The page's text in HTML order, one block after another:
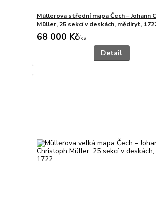
Müllerova střední mapa Čech – Johann
Müller, 25 sekcí v deskách, mědiryt,
68 000 Kč/ks
Detail